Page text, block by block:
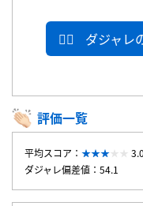
ダジャレ
評価一覧
平均スコア：
ダジャレ偏差値：54.1